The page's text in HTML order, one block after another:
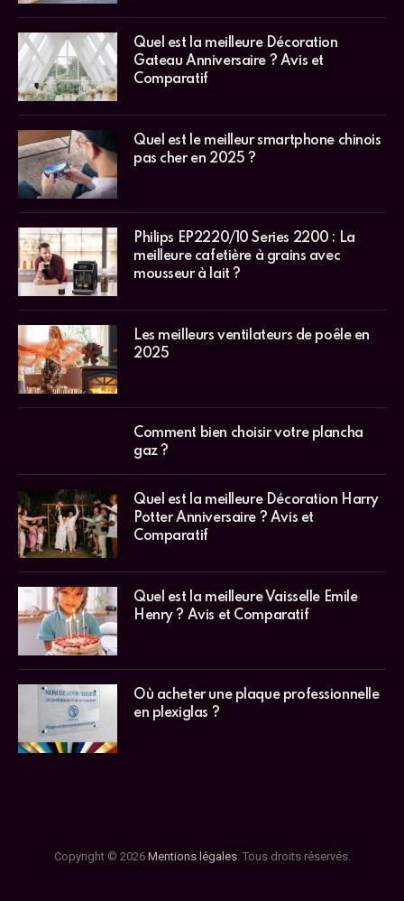
Quel est la meilleure Décoration
Gateau Anniversaire ? Avis et
Comparatif
Quel est le meilleur smartphone chinois
pas cher en 2025 ?
Philips EP2220/10 Series 2200 : La
meilleure cafetière à grains avec
mousseur à lait ?
Les meilleurs ventilateurs de poêle en
2025
Comment bien choisir votre plancha
gaz ?
Quel est la meilleure Décoration Harry
Potter Anniversaire ? Avis et
Comparatif
Quel est la meilleure Vaisselle Emile
Henry ? Avis et Comparatif
Où acheter une plaque professionnelle
en plexiglas ?
Copyright © 2026 Mentions légales. Tous droits réservés.